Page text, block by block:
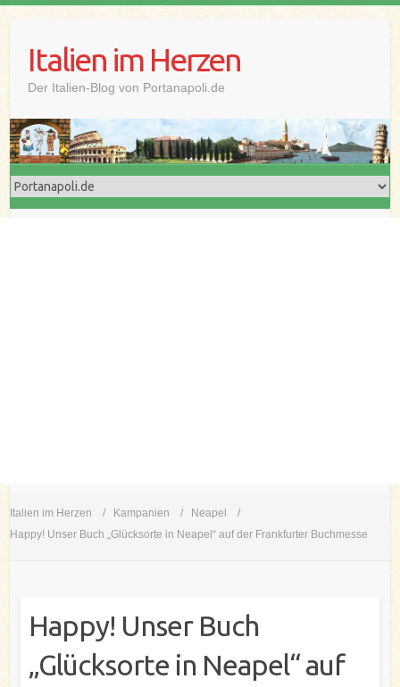
contentItalien im Herzen
Der Italien-Blog von Portanapoli.de
Italien im Herzen Kampanien
Neapel
Happy! Unser Buch „Glücksorte in Neapel“ auf der Frankfurter Buchmesse
Happy! Unser Buch
„Glücksorte in Neapel“ auf